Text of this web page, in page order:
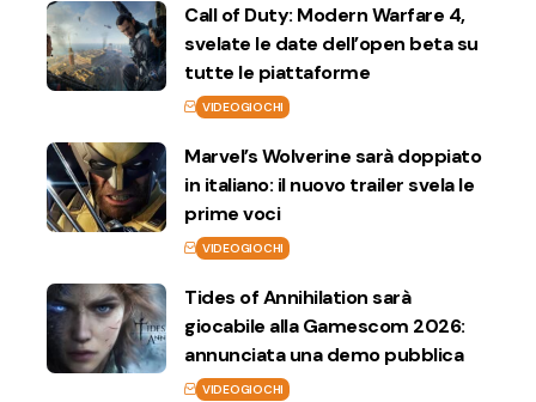
Call of Duty: Modern Warfare 4,
svelate le date dell’open beta su
tutte le piattaforme
VIDEOGIOCHI
Marvel’s Wolverine sarà doppiato
in italiano: il nuovo trailer svela le
prime voci
VIDEOGIOCHI
Tides of Annihilation sarà
giocabile alla Gamescom 2026:
annunciata una demo pubblica
VIDEOGIOCHI